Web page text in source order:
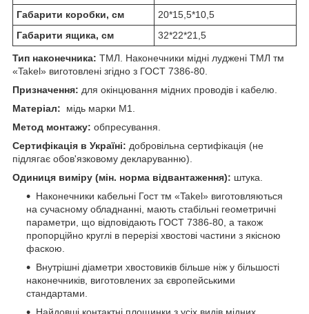
Габарити коробки, см
20*15,5*10,5
Габарити ящика, см
32*22*21,5
Тип наконечника: ТМЛ. Наконечники мідні луджені ТМЛ тм
«Takel» виготовлені згідно з ГОСТ 7386-80.
Призначення: для окінцювання мідних проводів і кабелю.
Матеріал: мідь марки М1.
Метод монтажу: обпресування.
Сертифікація в Україні: добровільна сертифікація (не
підлягає обов'язковому декларуванню).
Одиниця виміру (мін. норма відвантаження): штука.
Наконечники кабельні Гост тм «Takel» виготовляються
на сучасному обладнанні, мають стабільні геометричні
параметри, що відповідають ГОСТ 7386-80, а також
пропорційно круглі в перерізі хвостові частини з якісною
фаскою.
Внутрішні діаметри хвостовиків більше ніж у більшості
наконечників, виготовлених за європейськими
стандартами.
Найдовші контактні площинки з усіх видів мідних